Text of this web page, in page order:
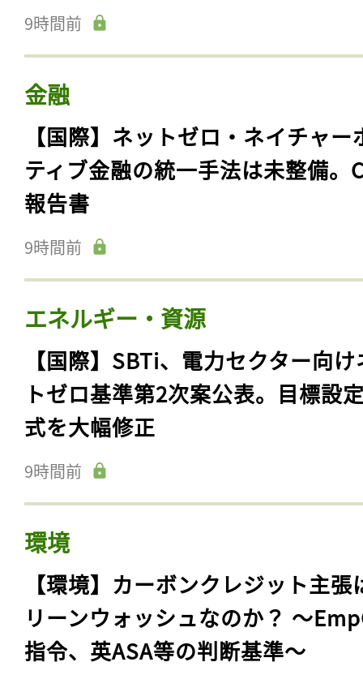
9時間前
金融
【国際】ネットゼロ・ネイチャー
ティブ金融の統一手法は未整備。
報告書
9時間前
エネルギー・資源
【国際】SBTi、電力セクター向
トゼロ基準第2次案公表。目標設
式を大幅修正
9時間前
環境
【環境】カーボンクレジット主張
リーンウォッシュなのか？ 〜
指令、英ASA等の判断基準〜